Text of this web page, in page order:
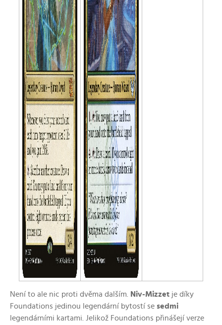
Není to ale nic proti dvěma dalším. Niv-Mizzet je díky
Foundations jedinou legendární bytostí se sedmi
legendárními kartami. Jelikož Foundations přinášejí verze